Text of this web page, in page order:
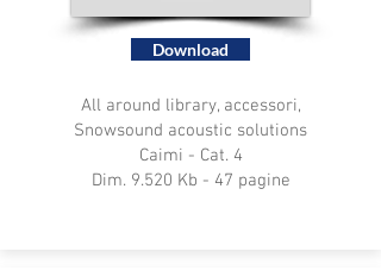
Download
All around library, accessori,
Snowsound acoustic solutions
Caimi - Cat. 4
Dim. 9.520 Kb - 47 pagine